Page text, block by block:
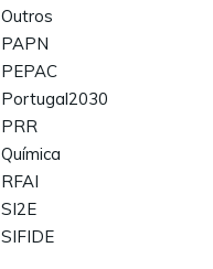
Outros
PAPN
PEPAC
Portugal2030
PRR
Química
RFAI
SI2E
SIFIDE